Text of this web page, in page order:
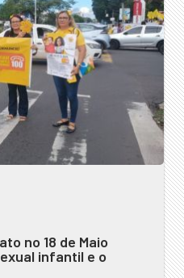
no 18 de Maio
infantil e o